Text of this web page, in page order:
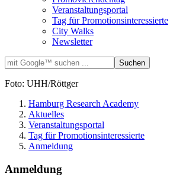
Veranstaltungsportal
Tag für Promotionsinteressierte
City Walks
Newsletter
Foto: UHH/Röttger
Hamburg Research Academy
Aktuelles
Veranstaltungsportal
Tag für Promotionsinteressierte
Anmeldung
Anmeldung